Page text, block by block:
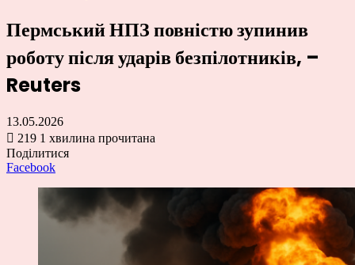
Пермський НПЗ повністю зупинив
роботу після ударів безпілотників, –
Reuters
13.05.2026
219 1 хвилина прочитана
Поділитися
Facebook